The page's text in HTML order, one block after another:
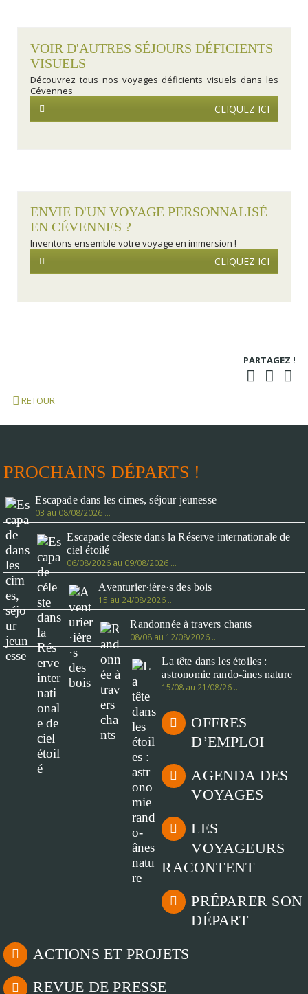
VOIR D'AUTRES SÉJOURS DÉFICIENTS
VISUELS
Découvrez tous nos voyages déficients visuels dans les
Cévennes
CLIQUEZ ICI
ENVIE D'UN VOYAGE PERSONNALISÉ
EN CÉVENNES ?
Inventons ensemble votre voyage en immersion !
CLIQUEZ ICI
PARTAGEZ !
RETOUR
PROCHAINS DÉPARTS !
Escapade dans les cimes, séjour jeunesse
03 au 08/08/2026 …
Escapade céleste dans la Réserve internationale de
ciel étoilé
06/08/2026 au 09/08/2026 …
Aventurier·ière·s des bois
15 au 24/08/2026 …
Randonnée à travers chants
08/08 au 12/08/2026 …
La tête dans les étoiles :
astronomie rando-ânes nature
15/08 au 21/08/26 …
OFFRES
D’EMPLOI
AGENDA DES
VOYAGES
LES
VOYAGEURS
RACONTENT
PRÉPARER SON
DÉPART
ACTIONS ET PROJETS
REVUE DE PRESSE